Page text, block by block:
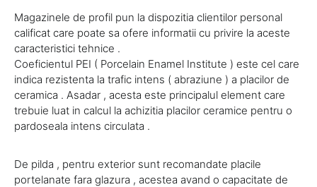
Magazinele de profil pun la dispozitia clientilor personal
calificat care poate sa ofere informatii cu privire la aceste
caracteristici tehnice .
Coeficientul PEI ( Porcelain Enamel Institute ) este cel care
indica rezistenta la trafic intens ( abraziune ) a placilor de
ceramica . Asadar , acesta este principalul element care
trebuie luat in calcul la achizitia placilor ceramice pentru o
pardoseala intens circulata .
De pilda , pentru exterior sunt recomandate placile
portelanate fara glazura , acestea avand o capacitate de